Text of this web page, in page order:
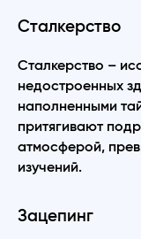
Сталкерство
Сталкерство –
недостроенных
наполненными
притягивают
атмосферой,
изучений.
Зацепинг